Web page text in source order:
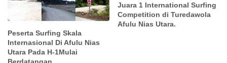
Peserta Surfing Skala
Internasional Di Afulu Nias
Utara Pada H-1Mulai
Juara 1 International Surfing
Competition di Turedawola
Afulu Nias Utara.